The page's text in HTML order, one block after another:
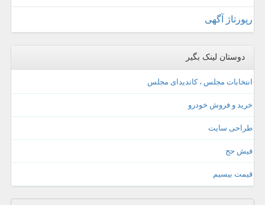
رپورتاژ آگهی
دوستان لینک بگیر
انتخابات مجلس ، کاندیدای مجلس
خرید و فروش خودرو
طراحی سایت
فیش حج
قیمت بیسیم